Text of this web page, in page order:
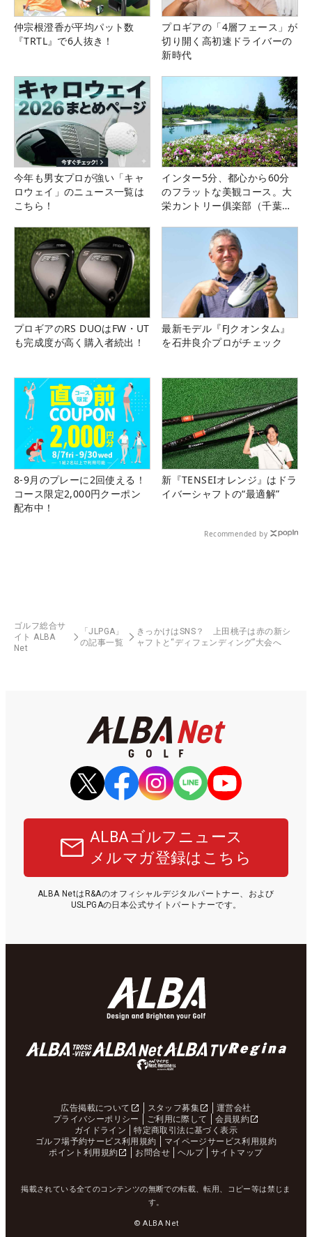
仲宗根澄香が平均パット数
『TRTL』で6人抜き！
プロギアの「4層フェース」が
切り開く高初速ドライバーの
新時代
今年も男女プロが強い「キャ
ロウェイ」のニュース一覧は
こちら！
インター5分、都心から60分
のフラットな美観コース。大
栄カントリー俱楽部（千葉
プロギアのRS DUOはFW・UT
も完成度が高く購入者続出！
最新モデル『FJクオンタム』
を石井良介プロがチェック
8-9月のプレーに2回使える！
コース限定2,000円クーポン
配布中！
新『TENSEIオレンジ』はドラ
イバーシャフトの“最適解”
Recommended by
ゴルフ総合サ
イト ALBA
Net
「JLPGA」
の記事一覧
きっかけはSNS？ 上田桃子は赤の新シ
ャフトと“ディフェンディング”大会へ
ALBAゴルフニュース
メルマガ登録はこちら
ALBA NetはR&Aのオフィシャルデジタルパートナー、および
USLPGAの日本公式サイトパートナーです。
広告掲載について スタッフ募集
運営会社
プライバシーポリシー
ご利用に際して
会員規約
ガイドライン
特定商取引法に基づく表示
ゴルフ場予約サービス利用規約
マイページサービス利用規約
ポイント利用規約
お問合せ ヘルプ サイトマップ
掲載されている全てのコンテンツの無断での転載、転用、コピー等は禁じま
す。
© ALBA Net